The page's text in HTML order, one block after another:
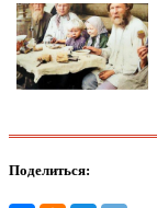
Поделиться: